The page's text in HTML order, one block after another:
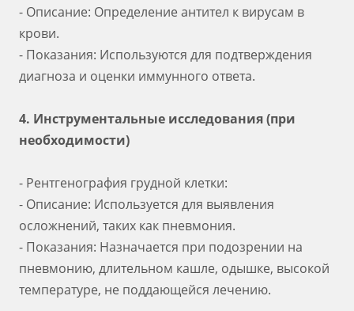
- Описание: Определение антител к вирусам в
крови.
- Показания: Используются для подтверждения
диагноза и оценки иммунного ответа.
4. Инструментальные исследования (при
необходимости)
- Рентгенография грудной клетки:
- Описание: Используется для выявления
осложнений, таких как пневмония.
- Показания: Назначается при подозрении на
пневмонию, длительном кашле, одышке, высокой
температуре, не поддающейся лечению.